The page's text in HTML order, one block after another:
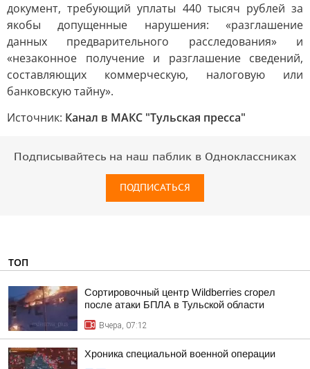
документ, требующий уплаты 440 тысяч рублей за
якобы допущенные нарушения: «разглашение
данных предварительного расследования» и
«незаконное получение и разглашение сведений,
составляющих коммерческую, налоговую или
банковскую тайну».
Источник: Канал в МАКС "Тульская пресса"
Подписывайтесь на наш паблик в Одноклассниках
ПОДПИСАТЬСЯ
ТОП
Сортировочный центр Wildberries сгорел
после атаки БПЛА в Тульской области
Вчера, 07:12
Хроника специальной военной операции